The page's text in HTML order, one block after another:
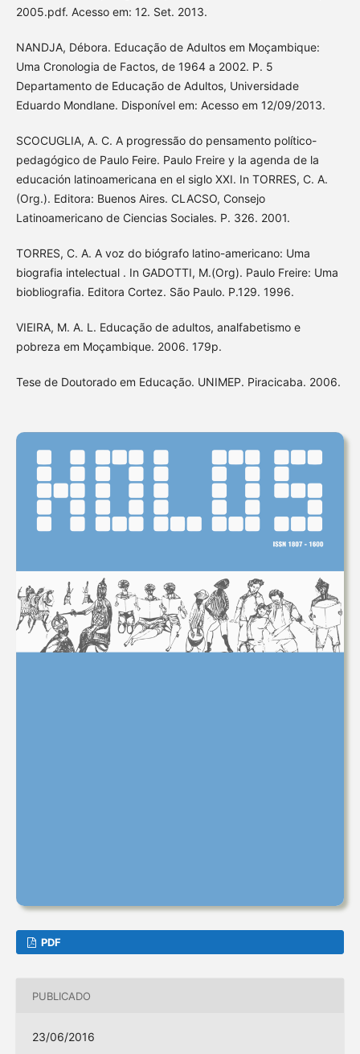
2005.pdf. Acesso em: 12. Set. 2013.
NANDJA, Débora. Educação de Adultos em Moçambique:
Uma Cronologia de Factos, de 1964 a 2002. P. 5
Departamento de Educação de Adultos, Universidade
Eduardo Mondlane. Disponível em: Acesso em 12/09/2013.
SCOCUGLIA, A. C. A progressão do pensamento político-
pedagógico de Paulo Feire. Paulo Freire y la agenda de la
educación latinoamericana en el siglo XXI. In TORRES, C. A.
(Org.). Editora: Buenos Aires. CLACSO, Consejo
Latinoamericano de Ciencias Sociales. P. 326. 2001.
TORRES, C. A. A voz do biógrafo latino-americano: Uma
biografia intelectual . In GADOTTI, M.(Org). Paulo Freire: Uma
biobliografia. Editora Cortez. São Paulo. P.129. 1996.
VIEIRA, M. A. L. Educação de adultos, analfabetismo e
pobreza em Moçambique. 2006. 179p.
Tese de Doutorado em Educação. UNIMEP. Piracicaba. 2006.
PDF
PUBLICADO
23/06/2016